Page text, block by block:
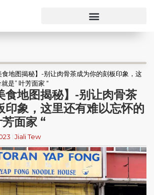
食地图揭秘】-别让肉骨茶成为你的刻板印象，这
是” 叶芳面家 “
食地图揭秘】-别让肉骨茶
印象，这里还有难以忘怀的
面家 “
Jiali Tew